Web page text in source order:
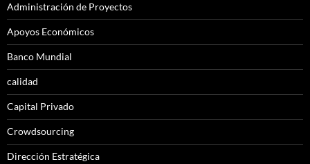
Administración de Proyectos
Apoyos Económicos
Banco Mundial
calidad
Capital Privado
Crowdsourcing
Dirección Estratégica